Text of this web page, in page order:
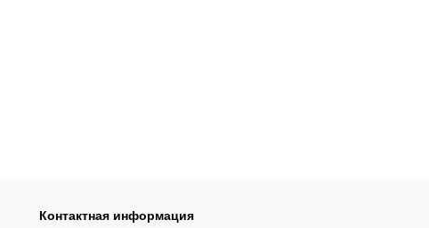
Контактная информация